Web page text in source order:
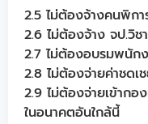
2.5 ไม่ต้องจ้างคนพิกา
2.6 ไม่ต้องจ้าง จป.วิช
2.7 ไม่ต้องอบรมพนั
2.8 ไม่ต้องจ่ายค่าชด
2.9 ไม่ต้องจ่ายเข้าก
ในอนาคตอันใกล้นี้